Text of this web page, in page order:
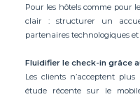
Pour les hôtels comme pour
clair : structurer un
partenaires technologiques et
Fluidifier le check-in grâce
Les clients n’acceptent
étude récente sur le